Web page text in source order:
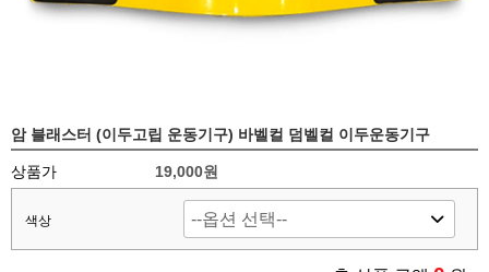
암 블래스터 (이두고립 운동기구) 바벨컬 덤벨컬 이두운동기구
상품가 19,000원
색상